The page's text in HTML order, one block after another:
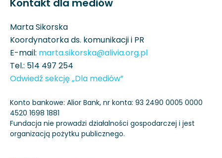
Kontakt dla mediów
Marta Sikorska
Koordynatorka ds. komunikacji i PR
E-mail: marta.sikorska@alivia.org.pl
Tel.: 514 497 254
Odwiedź sekcję „Dla mediów”
Konto bankowe: Alior Bank, nr konta: 93 2490 0005 0000
4520 1698 1881
Fundacja nie prowadzi działalności gospodarczej i jest
organizacją pożytku publicznego.